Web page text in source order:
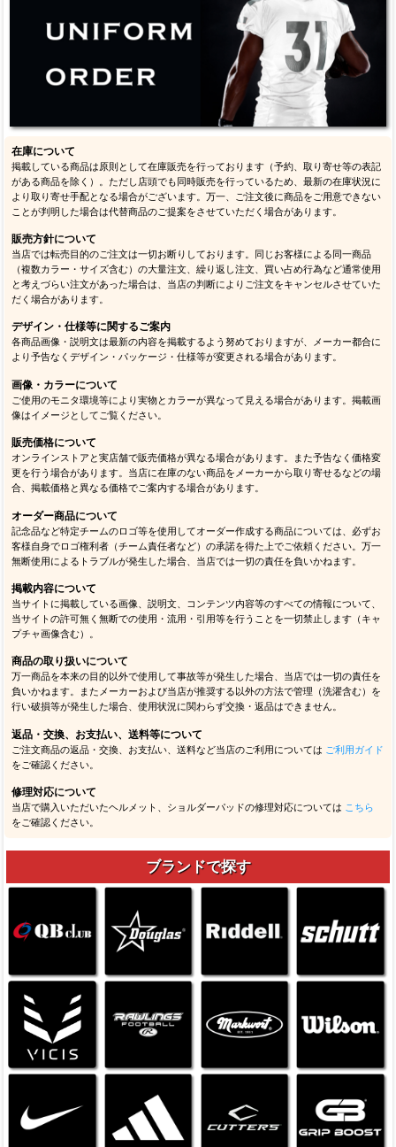
在庫について
掲載している商品は原則として在庫販売を行っております（予約、取り寄せ等の表記
がある商品を除く）。ただし店頭でも同時販売を行っているため、最新の在庫状況に
より取り寄せ手配となる場合がございます。万一、ご注文後に商品をご用意できない
ことが判明した場合は代替商品のご提案をさせていただく場合があります。
販売方針について
当店では転売目的のご注文は一切お断りしております。同じお客様による同一商品
（複数カラー・サイズ含む）の大量注文、繰り返し注文、買い占め行為など通常使用
と考えづらい注文があった場合は、当店の判断によりご注文をキャンセルさせていた
だく場合があります。
デザイン・仕様等に関するご案内
各商品画像・説明文は最新の内容を掲載するよう努めておりますが、メーカー都合に
より予告なくデザイン・パッケージ・仕様等が変更される場合があります。
画像・カラーについて
ご使用のモニタ環境等により実物とカラーが異なって見える場合があります。掲載画
像はイメージとしてご覧ください。
販売価格について
オンラインストアと実店舗で販売価格が異なる場合があります。また予告なく価格変
更を行う場合があります。当店に在庫のない商品をメーカーから取り寄せるなどの場
合、掲載価格と異なる価格でご案内する場合があります。
オーダー商品について
記念品など特定チームのロゴ等を使用してオーダー作成する商品については、必ずお
客様自身でロゴ権利者（チーム責任者など）の承諾を得た上でご依頼ください。万一
無断使用によるトラブルが発生した場合、当店では一切の責任を負いかねます。
掲載内容について
当サイトに掲載している画像、説明文、コンテンツ内容等のすべての情報について、
当サイトの許可無く無断での使用・流用・引用等を行うことを一切禁止します（キャ
プチャ画像含む）。
商品の取り扱いについて
万一商品を本来の目的以外で使用して事故等が発生した場合、当店では一切の責任を
負いかねます。またメーカーおよび当店が推奨する以外の方法で管理（洗濯含む）を
行い破損等が発生した場合、使用状況に関わらず交換・返品はできません。
返品・交換、お支払い、送料等について
ご注文商品の返品・交換、お支払い、送料など当店のご利用については ご利用ガイド
をご確認ください。
修理対応について
当店で購入いただいたヘルメット、ショルダーパッドの修理対応については こちら
をご確認ください。
ブランドで探す